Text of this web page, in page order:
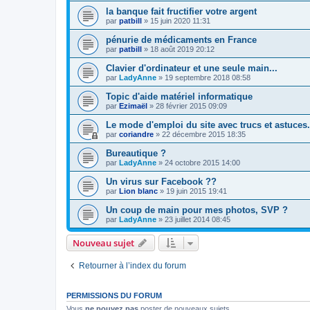
la banque fait fructifier votre argent
par patbill » 15 juin 2020 11:31
pénurie de médicaments en France
par patbill » 18 août 2019 20:12
Clavier d'ordinateur et une seule main...
par LadyAnne » 19 septembre 2018 08:58
Topic d'aide matériel informatique
par Ezimaël » 28 février 2015 09:09
Le mode d'emploi du site avec trucs et astuces.
par coriandre » 22 décembre 2015 18:35
Bureautique ?
par LadyAnne » 24 octobre 2015 14:00
Un virus sur Facebook ??
par Lion blanc » 19 juin 2015 19:41
Un coup de main pour mes photos, SVP ?
par LadyAnne » 23 juillet 2014 08:45
Nouveau sujet
Retourner à l’index du forum
PERMISSIONS DU FORUM